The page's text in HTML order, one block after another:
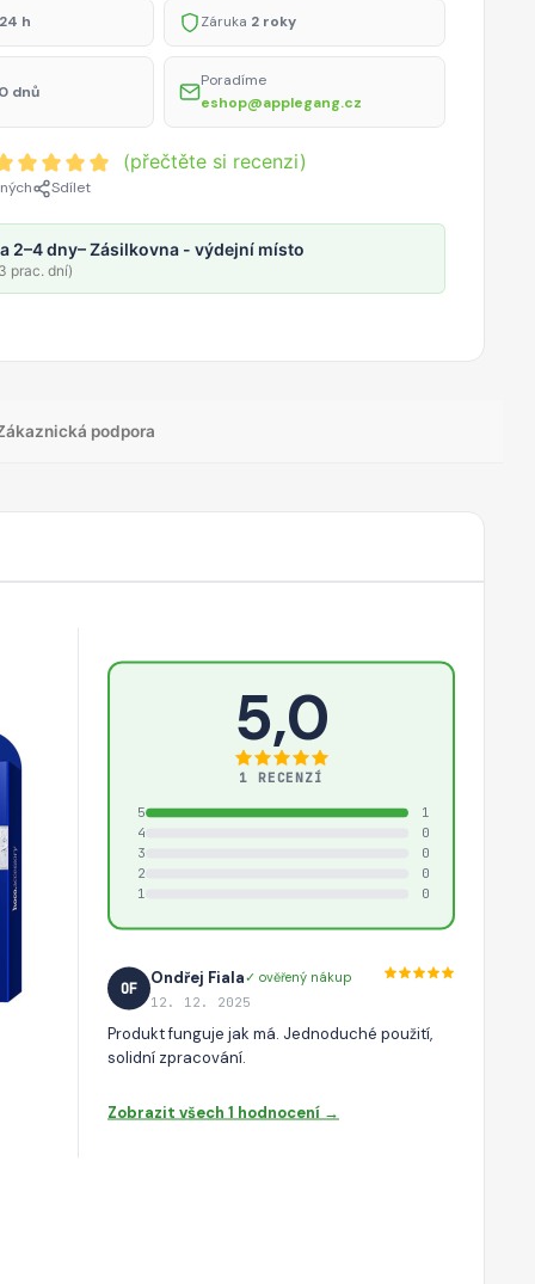
h Záruka 2 roky
dnů
Poradíme
eshop@applegang.cz
(přečtěte si recenzi)
Sdílet
2–4 dny– Zásilkovna - výdejní místo
prac. dní)
podpora
5,0
1 RECENZÍ
5
1
4
0
3
0
2
0
1
0
OF
Ondřej Fiala✓ ověřený nákup
12. 12. 2025
Produkt funguje jak má. Jednoduché použití,
solidní zpracování.
Zobrazit všech 1 hodnocení →